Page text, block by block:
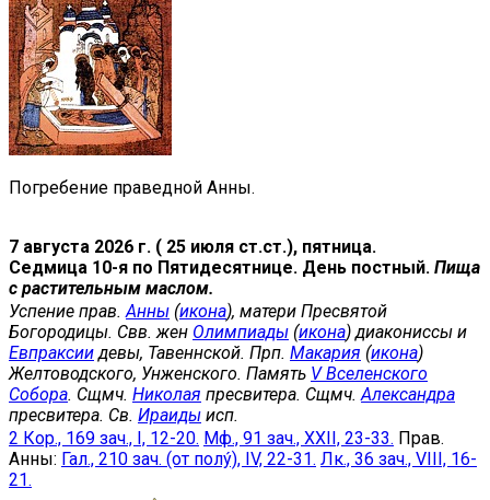
Погребение праведной Анны.
7 августа 2026 г. ( 25 июля ст.ст.), пятница.
Седмица 10-я по Пятидесятнице. День постный. Пища
с растительным маслом.
Успение прав. Анны (икона), матери Пресвятой
Богородицы. Свв. жен Олимпиады (икона) диакониссы и
Евпраксии девы, Тавеннской. Прп. Макария (икона)
Желтоводского, Унженского. Память V Вселенского
Собора. Сщмч. Николая пресвитера. Сщмч. Александра
пресвитера. Св. Ираиды исп.
2 Кор., 169 зач., I, 12-20. Мф., 91 зач., XXII, 23-33. Прав.
Анны: Гал., 210 зач. (от полу́), IV, 22-31. Лк., 36 зач., VIII, 16-
21.